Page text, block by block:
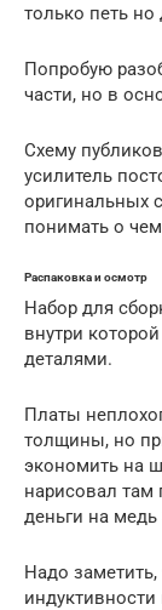
только петь
Попробую
части, но в
Схему
усилитель
оригинальных
понимать о
Распаковка и осмотр
Набор для
внутри
деталями.
Платы
толщины, но
экономить на
нарисовал там
деньги на медь
Надо